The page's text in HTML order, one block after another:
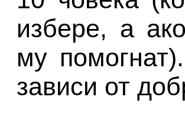
избере, а
му
зависи от